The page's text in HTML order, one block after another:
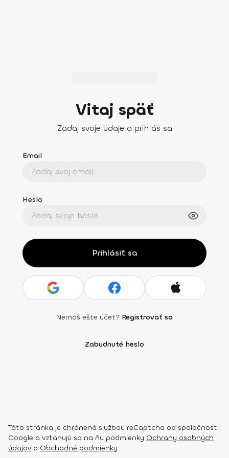
Vitaj späť
Zadaj svoje údaje a prihlás sa
Email
Heslo
Prihlásiť sa
Nemáš ešte účet? Registrovať sa
Zabudnuté heslo
Táto stránka je chránená službou reCaptcha od spoločnosti
Google a vzťahujú sa na ňu podmienky Ochrany osobných
údajov a Obchodné podmienky